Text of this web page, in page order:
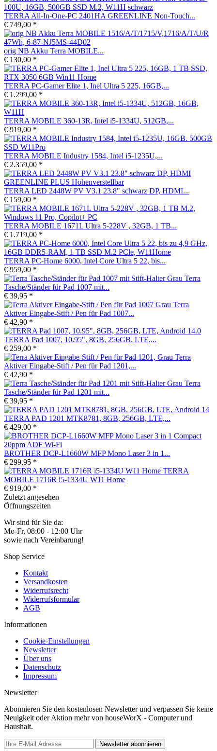
TERRA All-In-One-PC 2401HA GREENLINE Non-Touch...
€ 749,00 *
orig NB Akku Terra MOBILE...
€ 130,00 *
TERRA PC-Gamer Elite 1, Inel Ultra 5 225, 16GB,...
€ 1.299,00 *
TERRA MOBILE 360-13R, Intel i5-1334U, 512GB,...
€ 919,00 *
TERRA MOBILE Industry 1584, Intel i5-1235U,...
€ 2.359,00 *
TERRA LED 2448W PV V3.1 23.8" schwarz DP, HDMI...
€ 159,00 *
TERRA MOBILE 1671L Ultra 5-228V , 32GB, 1 TB...
€ 1.719,00 *
TERRA PC-Home 6000, Intel Core Ultra 5 22, bis...
€ 959,00 *
Terra
Tasche/Ständer für Pad 1007 mit...
€ 39,95 *
Terra
Aktiver Eingabe-Stift / Pen für Pad 1007...
€ 42,90 *
TERRA Pad 1007, 10.95", 8GB, 256GB, LTE,...
€ 259,00 *
Terra
Aktiver Eingabe-Stift / Pen für Pad 1201,...
€ 42,90 *
Terra
Tasche/Ständer für Pad 1201 mit...
€ 39,95 *
TERRA PAD 1201 MTK8781, 8GB, 256GB, LTE,...
€ 429,00 *
BROTHER DCP-L1660W MFP Mono Laser 3 in 1...
€ 299,95 *
TERRA
MOBILE 1716R i5-1334U W11 Home
€ 919,00 *
Zuletzt angesehen
Öffnungszeiten
Wir sind für Sie da:
Mo-Fr, 08:00 - 12:00 Uhr
sowie nach Vereinbarung!
Shop Service
Kontakt
Versandkosten
Widerrufsrecht
Widerrufsformular
AGB
Informationen
Cookie-Einstellungen
Newsletter
Über uns
Datenschutz
Impressum
Newsletter
Abonnieren Sie den kostenlosen Newsletter und verpassen Sie keine
Neuigkeit oder Aktion mehr von houseWorX - Computer und
Haushalt.
Newsletter abonnieren